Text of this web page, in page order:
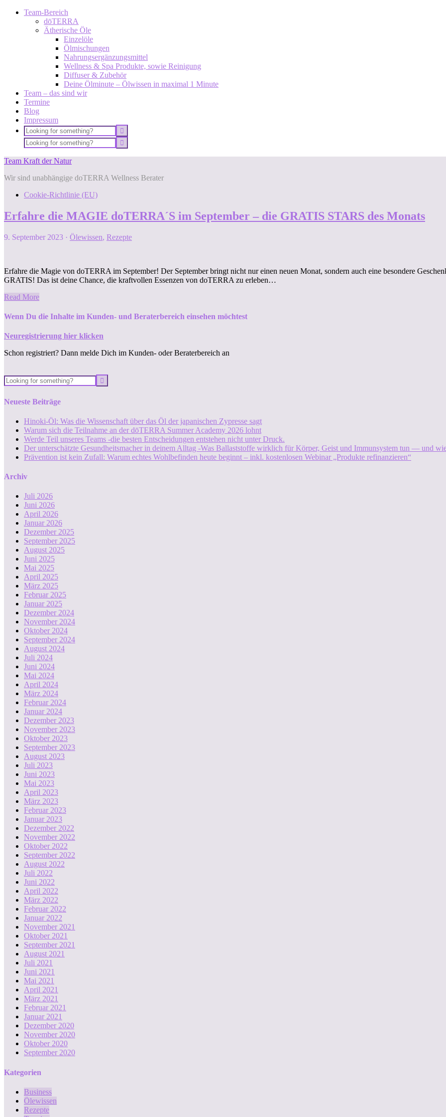
Team-Bereich
dōTERRA
Ätherische Öle
Einzelöle
Ölmischungen
Nahrungsergänzungsmittel
Wellness & Spa Produkte, sowie Reinigung
Diffuser & Zubehör
Deine Ölminute – Ölwissen in maximal 1 Minute
Team – das sind wir
Termine
Blog
Impressum
Team Kraft der Natur
Wir sind unabhängige doTERRA Wellness Berater
Cookie-Richtlinie (EU)
Erfahre die MAGIE doTERRA´S im September – die GRATIS STARS des Monats
9. September 2023 · Ölewissen, Rezepte
Erfahre die Magie von doTERRA im September! Der September bringt nicht nur einen neuen Monat, sondern auch eine besondere
GRATIS! Das ist deine Chance, die kraftvollen Essenzen von doTERRA zu erleben…
Read More
Wenn Du die Inhalte im Kunden- und Beraterbereich einsehen möchtest
Neuregistrierung hier klicken
Schon registriert? Dann melde Dich im Kunden- oder Beraterbereich an
Neueste Beiträge
Hinoki-Öl: Was die Wissenschaft über das Öl der japanischen Zypresse sagt
Warum sich die Teilnahme an der dōTERRA Summer Academy 2026 lohnt
Werde Teil unseres Teams -die besten Entscheidungen entstehen nicht unter Druck.
Der unterschätzte Gesundheitsmacher in deinem Alltag -Was Ballaststoffe wirklich für Körper, Geist und Immunsystem tun — und
Prävention ist kein Zufall: Warum echtes Wohlbefinden heute beginnt – inkl. kostenlosen Webinar „Produkte refinanzieren“
Archiv
Juli 2026
Juni 2026
April 2026
Januar 2026
Dezember 2025
September 2025
August 2025
Juni 2025
Mai 2025
April 2025
März 2025
Februar 2025
Januar 2025
Dezember 2024
November 2024
Oktober 2024
September 2024
August 2024
Juli 2024
Juni 2024
Mai 2024
April 2024
März 2024
Februar 2024
Januar 2024
Dezember 2023
November 2023
Oktober 2023
September 2023
August 2023
Juli 2023
Juni 2023
Mai 2023
April 2023
März 2023
Februar 2023
Januar 2023
Dezember 2022
November 2022
Oktober 2022
September 2022
August 2022
Juli 2022
Juni 2022
April 2022
März 2022
Februar 2022
Januar 2022
November 2021
Oktober 2021
September 2021
August 2021
Juli 2021
Juni 2021
Mai 2021
April 2021
März 2021
Februar 2021
Januar 2021
Dezember 2020
November 2020
Oktober 2020
September 2020
Kategorien
Business
Ölewissen
Rezepte